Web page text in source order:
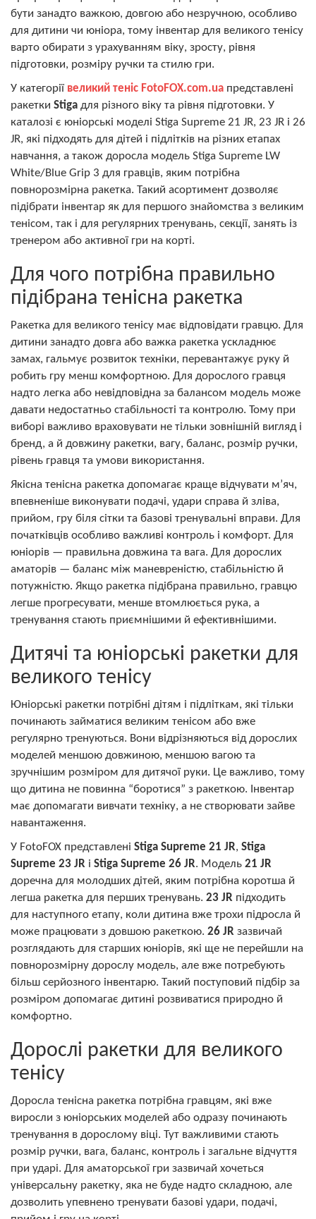
бути занадто важкою, довгою або незручною, особливо
для дитини чи юніора, тому інвентар для великого тенісу
варто обирати з урахуванням віку, зросту, рівня
підготовки, розміру ручки та стилю гри.
У категорії великий теніс FotoFOX.com.ua представлені
ракетки Stiga для різного віку та рівня підготовки. У
каталозі є юніорські моделі Stiga Supreme 21 JR, 23 JR і 26
JR, які підходять для дітей і підлітків на різних етапах
навчання, а також доросла модель Stiga Supreme LW
White/Blue Grip 3 для гравців, яким потрібна
повнорозмірна ракетка. Такий асортимент дозволяє
підібрати інвентар як для першого знайомства з великим
тенісом, так і для регулярних тренувань, секції, занять із
тренером або активної гри на корті.
Для чого потрібна правильно
підібрана тенісна ракетка
Ракетка для великого тенісу має відповідати гравцю. Для
дитини занадто довга або важка ракетка ускладнює
замах, гальмує розвиток техніки, перевантажує руку й
робить гру менш комфортною. Для дорослого гравця
надто легка або невідповідна за балансом модель може
давати недостатньо стабільності та контролю. Тому при
виборі важливо враховувати не тільки зовнішній вигляд і
бренд, а й довжину ракетки, вагу, баланс, розмір ручки,
рівень гравця та умови використання.
Якісна тенісна ракетка допомагає краще відчувати м’яч,
впевненіше виконувати подачі, удари справа й зліва,
прийом, гру біля сітки та базові тренувальні вправи. Для
початківців особливо важливі контроль і комфорт. Для
юніорів — правильна довжина та вага. Для дорослих
аматорів — баланс між маневреністю, стабільністю й
потужністю. Якщо ракетка підібрана правильно, гравцю
легше прогресувати, менше втомлюється рука, а
тренування стають приємнішими й ефективнішими.
Дитячі та юніорські ракетки для
великого тенісу
Юніорські ракетки потрібні дітям і підліткам, які тільки
починають займатися великим тенісом або вже
регулярно тренуються. Вони відрізняються від дорослих
моделей меншою довжиною, меншою вагою та
зручнішим розміром для дитячої руки. Це важливо, тому
що дитина не повинна “боротися” з ракеткою. Інвентар
має допомагати вивчати техніку, а не створювати зайве
навантаження.
У FotoFOX представлені Stiga Supreme 21 JR, Stiga
Supreme 23 JR і Stiga Supreme 26 JR. Модель 21 JR
доречна для молодших дітей, яким потрібна коротша й
легша ракетка для перших тренувань. 23 JR підходить
для наступного етапу, коли дитина вже трохи підросла й
може працювати з довшою ракеткою. 26 JR зазвичай
розглядають для старших юніорів, які ще не перейшли на
повнорозмірну дорослу модель, але вже потребують
більш серйозного інвентарю. Такий поступовий підбір за
розміром допомагає дитині розвиватися природно й
комфортно.
Дорослі ракетки для великого
тенісу
Доросла тенісна ракетка потрібна гравцям, які вже
виросли з юніорських моделей або одразу починають
тренування в дорослому віці. Тут важливими стають
розмір ручки, вага, баланс, контроль і загальне відчуття
при ударі. Для аматорської гри зазвичай хочеться
універсальну ракетку, яка не буде надто складною, але
дозволить упевнено тренувати базові удари, подачі,